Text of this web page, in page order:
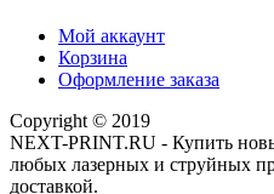
Мой аккаунт
Корзина
Оформление заказа
Copyright © 2019
NEXT-PRINT.RU - Купить
любых лазерных и струйных
доставкой.